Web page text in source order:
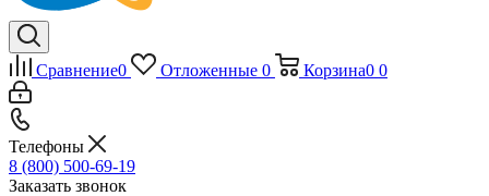
Сравнение0 Отложенные 0 Корзина0 0
Телефоны
8 (800) 500-69-19
Заказать звонок